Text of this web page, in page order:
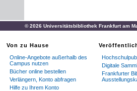
© 2026 Universitätsbibliothek Frankfurt am
Von zu Hause
Online-Angebote außerhalb des
Campus nutzen
Bücher online bestellen
Verlängern, Konto abfragen
Hilfe zu Ihrem Konto
Digitale
Frankfurter